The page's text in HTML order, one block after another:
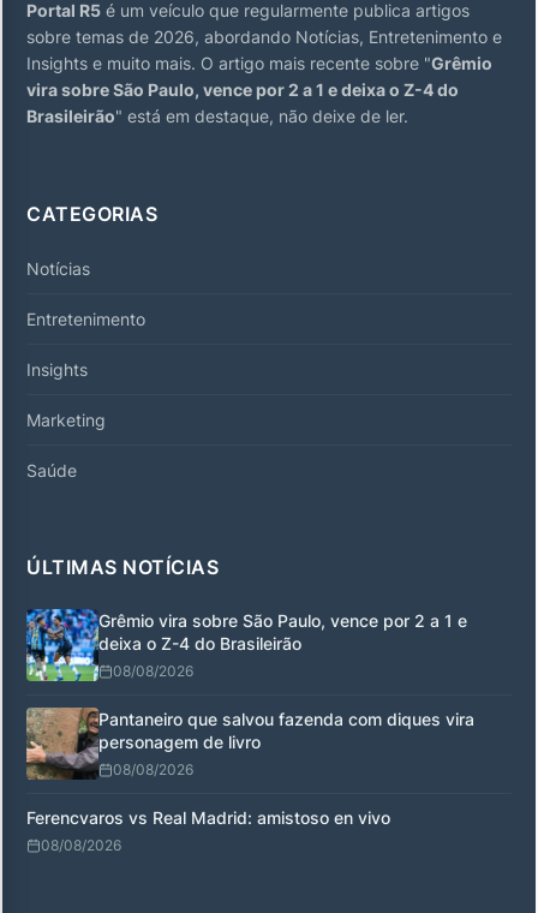
Portal R5 é um veículo que regularmente publica artigos
sobre temas de 2026, abordando Notícias, Entretenimento e
Insights e muito mais. O artigo mais recente sobre "Grêmio
vira sobre São Paulo, vence por 2 a 1 e deixa o Z-4 do
Brasileirão" está em destaque, não deixe de ler.
CATEGORIAS
Notícias
Entretenimento
Insights
Marketing
Saúde
ÚLTIMAS NOTÍCIAS
Grêmio vira sobre São Paulo, vence por 2 a 1 e
deixa o Z-4 do Brasileirão
08/08/2026
Pantaneiro que salvou fazenda com diques vira
personagem de livro
08/08/2026
Ferencvaros vs Real Madrid: amistoso en vivo
08/08/2026